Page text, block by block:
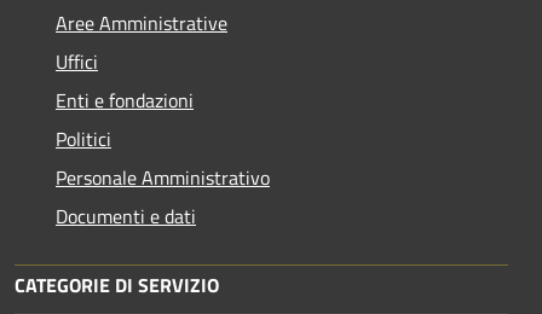
Aree Amministrative
Uffici
Enti e fondazioni
Politici
Personale Amministrativo
Documenti e dati
CATEGORIE DI SERVIZIO